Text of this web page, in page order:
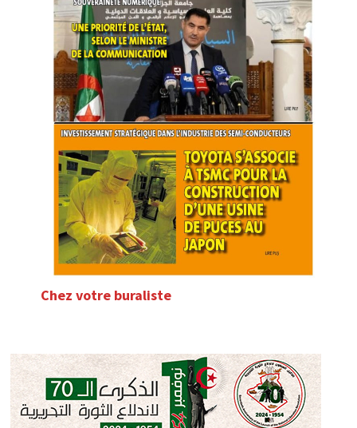
Chez votre buraliste